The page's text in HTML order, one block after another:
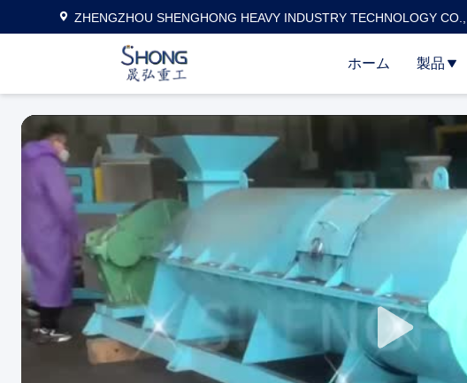
ZHENGZHOU SHENGHONG HEAVY INDUSTRY TECHNOLOGY CO.,
ホーム 製品